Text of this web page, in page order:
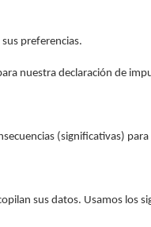
preferencias.
nuestra declaración de
(significativas) para
sus datos. Usamos los